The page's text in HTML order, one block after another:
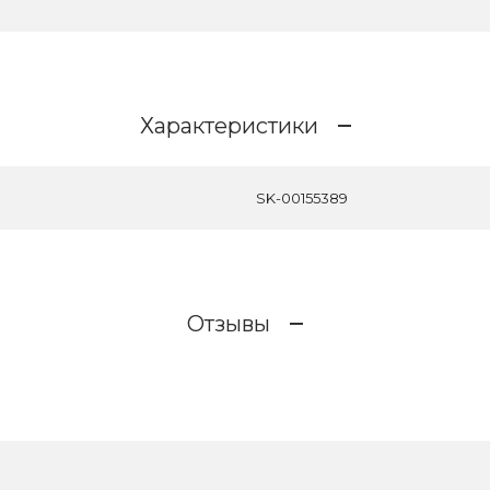
Характеристики
SK-00155389
Отзывы